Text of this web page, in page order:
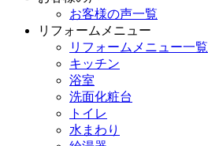
お客様の声一覧
リフォームメニュー
リフォームメニュー一覧
キッチン
浴室
洗面化粧台
トイレ
水まわり